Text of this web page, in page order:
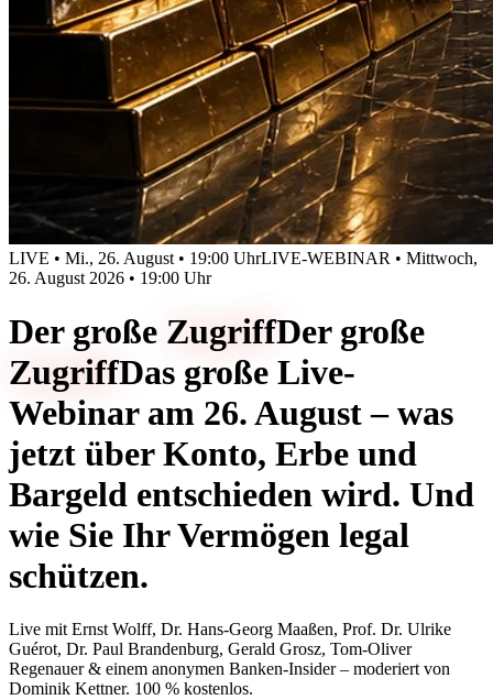
LIVE • Mi., 26. August • 19:00 UhrLIVE-WEBINAR • Mittwoch,
26. August 2026 • 19:00 Uhr
Der große ZugriffDer große
ZugriffDas große Live-
Webinar am 26. August – was
jetzt über Konto, Erbe und
Bargeld entschieden wird. Und
wie Sie Ihr Vermögen legal
schützen.
Live mitErnst Wolff, Dr. Hans-Georg Maaßen, Prof. Dr. Ulrike
Guérot, Dr. Paul Brandenburg, Gerald Grosz, Tom-Oliver
Regenauer & einem anonymen Banken-Insider– moderiert von
Dominik Kettner. 100 % kostenlos.